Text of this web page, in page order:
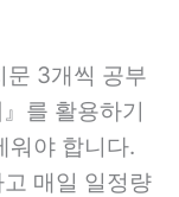
문 3개씩 공부
를 활용하기
워야 합니다.
매일 일정량